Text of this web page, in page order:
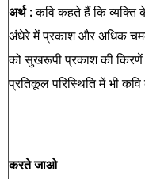
अर्थ :कवि कहते हैं कि व्यक्ति
अंधेरे में प्रकाश और अधिक
को सुखरूपी प्रकाश की किरणें
प्रतिकूल परिस्थिति में भी
करते जाओ